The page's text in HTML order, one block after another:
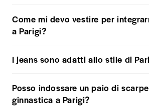
Come mi devo vestire per
a Parigi?
I jeans sono adatti allo stile di
Posso indossare un paio di
ginnastica a Parigi?